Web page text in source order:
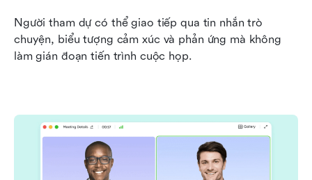
Người tham dự có thể giao tiếp qua tin nhắn trò
chuyện, biểu tượng cảm xúc và phản ứng mà không
làm gián đoạn tiến trình cuộc họp.